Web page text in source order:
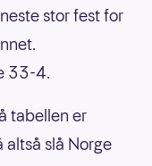
stor fest for
33-4.
tabellen er
altså slå Norge